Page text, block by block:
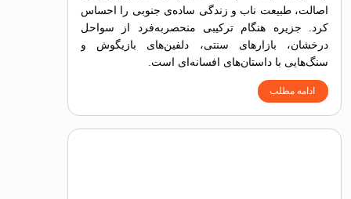
اصالت، طبیعت ناب و زندگی ساده‌ی جنوبی را احساس
کرد. جزیره هنگام ترکیبی منحصربه‌فرد از سواحل
درخشان، بازارهای سنتی، دلفین‌های بازیگوش و
سنگ‌هایی با داستان‌های افسانه‌ای است.
ادامه مطلب